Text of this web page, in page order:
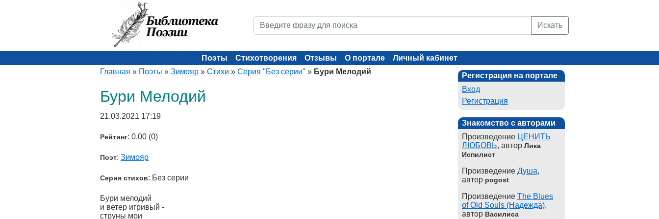
Искать
Поэты Стихотворения Отзывы О портале
Личный кабинет
Главная » Поэты » Зимояр » Стихи » Серия "Без серии" » Бури Мелодий
Бури Мелодий
21.03.2021 17:19
Рейтинг: 0,00 (0)
Поэт: Зимояр
Серия стихов: Без серии
Бури мелодий
и ветер игривый -
струны мои
Регистрация на портале
Вход
Регистрация
Знакомство с авторами
Произведение ЦЕНИТЬ
ЛЮБОВЬ, автор Лика
Испилист
Произведение Душа,
автор pogost
Произведение The Blues
of Old Souls (Надежда),
автор Василиса